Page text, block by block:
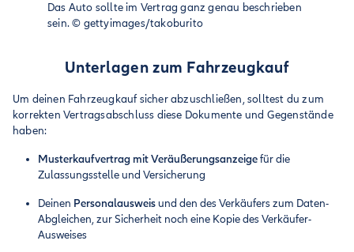
Das Auto sollte im Vertrag ganz genau beschrieben
sein.© gettyimages/takoburito
Unterlagen zum Fahrzeugkauf
Um deinen Fahrzeugkauf sicher abzuschließen, solltest du zum
korrekten Vertragsabschluss diese Dokumente und Gegenstände
haben:
Musterkaufvertrag mit Veräußerungsanzeigefür die
Zulassungsstelle und Versicherung
Deinen Personalausweisund den des Verkäufers zum Daten-
Abgleichen, zur Sicherheit noch eine Kopie des Verkäufer-
Ausweises